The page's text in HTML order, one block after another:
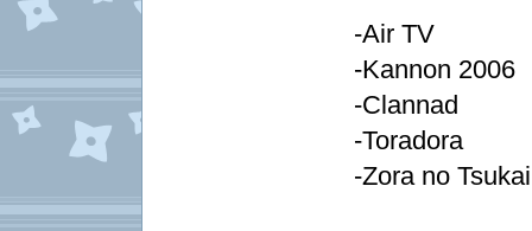
-Air TV
-Kannon 2006
-Clannad
-Toradora
-Zora no